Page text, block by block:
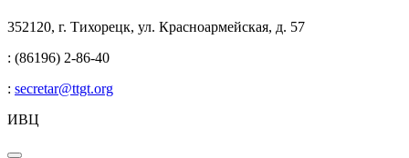
352120, г. Тихорецк, ул. Красноармейская, д. 57
: (86196) 2-86-40
: secretar@ttgt.org
ИВЦ